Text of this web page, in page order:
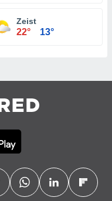
Zeist
22° 13°